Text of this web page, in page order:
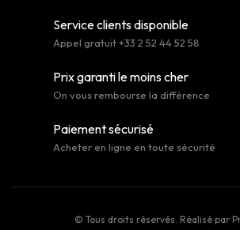
Service clients disponible
Appel gratuit +33 2 52 44 52 58
Prix garanti le moins cher
On vous rembourse la différence
Paiement sécurisé
Acheter en ligne en toute sécurité
© Tous droits réservés. Réalisé par